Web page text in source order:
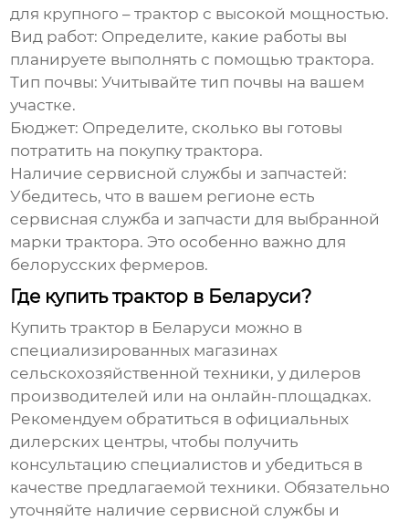
для крупного – трактор с высокой мощностью.
Вид работ: Определите, какие работы вы
планируете выполнять с помощью трактора.
Тип почвы: Учитывайте тип почвы на вашем
участке.
Бюджет: Определите, сколько вы готовы
потратить на покупку трактора.
Наличие сервисной службы и запчастей:
Убедитесь, что в вашем регионе есть
сервисная служба и запчасти для выбранной
марки трактора. Это особенно важно для
белорусских фермеров.
Где купить трактор в Беларуси?
Купить трактор в Беларуси можно в
специализированных магазинах
сельскохозяйственной техники, у дилеров
производителей или на онлайн-площадках.
Рекомендуем обратиться в официальных
дилерских центры, чтобы получить
консультацию специалистов и убедиться в
качестве предлагаемой техники. Обязательно
уточняйте наличие сервисной службы и